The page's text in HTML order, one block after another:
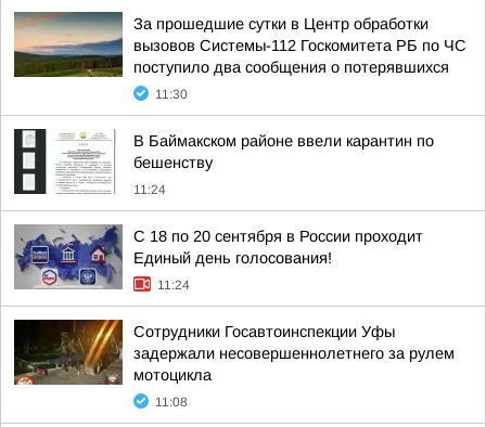
За прошедшие сутки в Центр обработки
вызовов Системы-112 Госкомитета РБ по ЧС
поступило два сообщения о потерявшихся
11:30
В Баймакском районе ввели карантин по
бешенству
11:24
С 18 по 20 сентября в России проходит
Единый день голосования!
11:24
Сотрудники Госавтоинспекции Уфы
задержали несовершеннолетнего за рулем
мотоцикла
11:08